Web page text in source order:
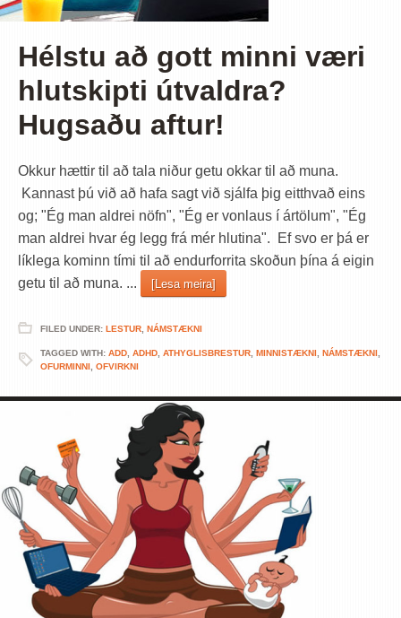
Hélstu að gott minni væri
hlutskipti útvaldra?
Hugsaðu aftur!
Okkur hættir til að tala niður getu okkar til að muna.
Kannast þú við að hafa sagt við sjálfa þig eitthvað eins
og; "Ég man aldrei nöfn", "Ég er vonlaus í ártölum", "Ég
man aldrei hvar ég legg frá mér hlutina". Ef svo er þá er
líklega kominn tími til að endurforrita skoðun þína á eigin
getu til að muna. ...
[Lesa meira]
FILED UNDER: LESTUR NÁMSTÆKNI
TAGGED WITH: ADD ADHD ATHYGLISBRESTUR MINNISTÆKNI NÁMSTÆKNI
OFURMINNI OFVIRKNI